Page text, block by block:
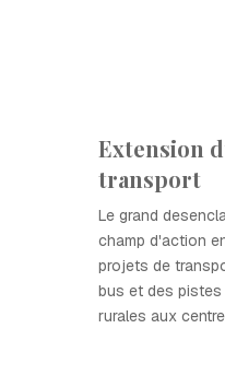
Extension
transport
Le grand
champ d'action
projets de
bus et des
rurales aux